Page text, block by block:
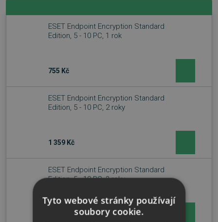
ESET Endpoint Encryption Standard
Edition, 5 - 10 PC, 1 rok
755 Kč
ESET Endpoint Encryption Standard
Edition, 5 - 10 PC, 2 roky
1 359 Kč
ESET Endpoint Encryption Standard
Edition, 5 - 10 PC, 3 roky
Tyto webové stránky používají
soubory cookie.